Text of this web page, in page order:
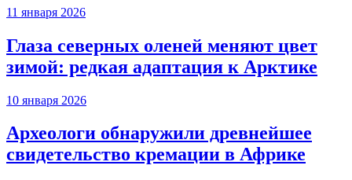
11 января 2026
Глаза северных оленей меняют цвет
зимой: редкая адаптация к Арктике
10 января 2026
Археологи обнаружили древнейшее
свидетельство кремации в Африке